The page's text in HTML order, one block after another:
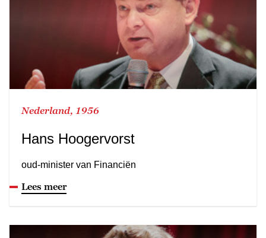
Nederland, 1956
Hans Hoogervorst
oud-minister van Financiën
Lees meer